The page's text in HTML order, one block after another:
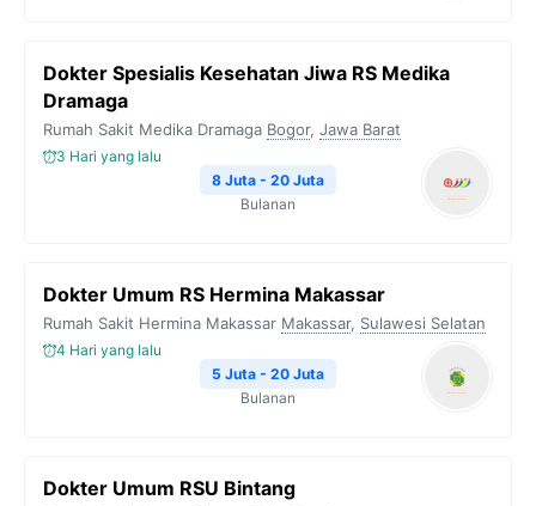
Dokter Spesialis Kesehatan Jiwa RS Medika
Dramaga
Rumah Sakit Medika Dramaga Bogor, Jawa Barat
3 Hari yang lalu
8 Juta - 20 Juta
Bulanan
Dokter Umum RS Hermina Makassar
Rumah Sakit Hermina Makassar Makassar, Sulawesi Selatan
4 Hari yang lalu
5 Juta - 20 Juta
Bulanan
Dokter Umum RSU Bintang